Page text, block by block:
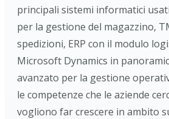
principali sistemi informatici
per la gestione del magazzino,
spedizioni, ERP con il modulo
Microsoft Dynamics in
avanzato per la gestione
le competenze che le aziende
vogliono far crescere in ambito